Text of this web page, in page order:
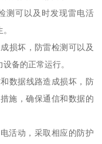
测可以及时发现雷电活
损坏，防雷检测可以及
备的正常运行。
数据线路造成损坏，防
施，确保通信和数据的
活动，采取相应的防护